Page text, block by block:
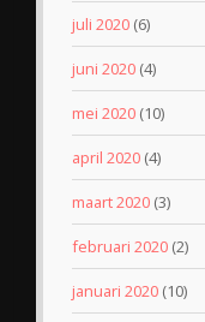
juli 2020 (6)
juni 2020 (4)
mei 2020 (10)
april 2020 (4)
maart 2020 (3)
februari 2020 (2)
januari 2020 (10)